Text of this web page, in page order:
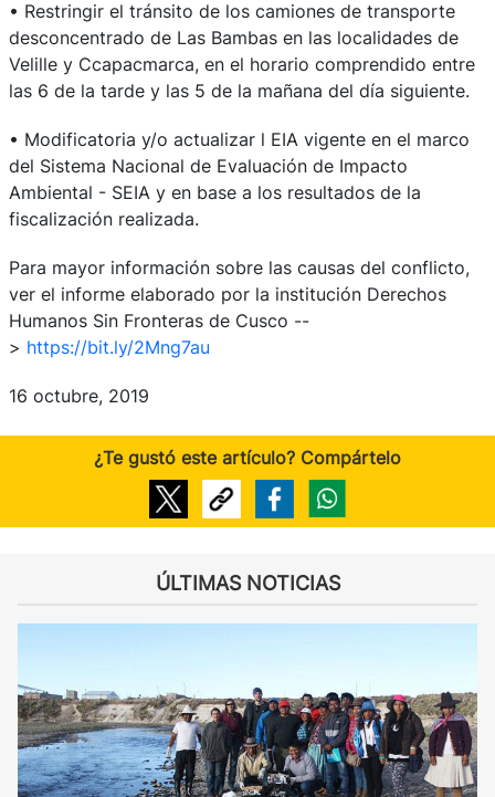
• Restringir el tránsito de los camiones de transporte
desconcentrado de Las Bambas en las localidades de
Velille y Ccapacmarca, en el horario comprendido entre
las 6 de la tarde y las 5 de la mañana del día siguiente.
• Modificatoria y/o actualizar l EIA vigente en el marco
del Sistema Nacional de Evaluación de Impacto
Ambiental - SEIA y en base a los resultados de la
fiscalización realizada.
Para mayor información sobre las causas del conflicto,
ver el informe elaborado por la institución Derechos
Humanos Sin Fronteras de Cusco --
> https://bit.ly/2Mng7au
16 octubre, 2019
¿Te gustó este artículo? Compártelo
ÚLTIMAS NOTICIAS